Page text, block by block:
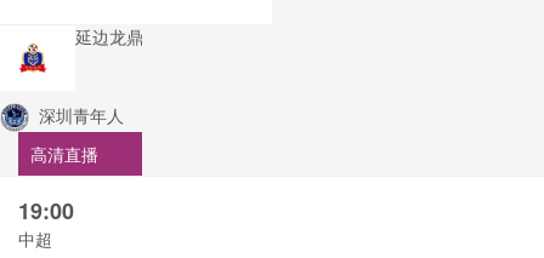
延边龙鼎
深圳青年人
高清直播
19:00
中超